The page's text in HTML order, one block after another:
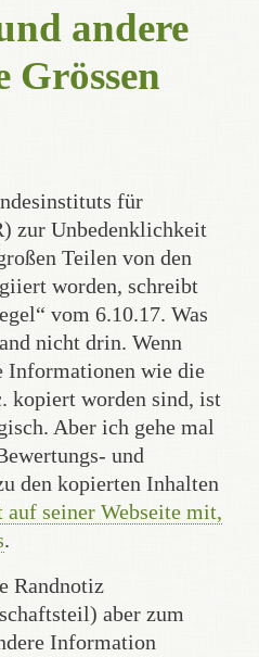
andere
Grössen
für
zur Unbedenklichkeit
Teilen von den
worden, schreibt
vom 6.10.17. Was
nicht drin. Wenn
Informationen wie die
kopiert worden sind, ist
Aber ich gehe mal
und
den kopierten Inhalten
seiner Webseite mit,
.
Randnotiz
aber zum
Information